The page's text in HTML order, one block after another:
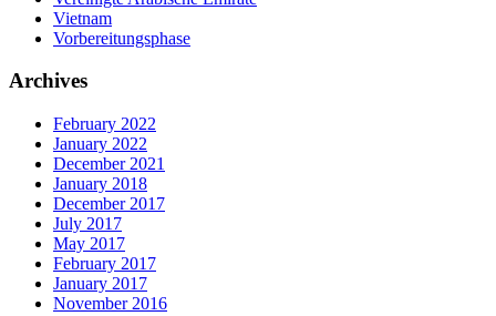
Vietnam
Vorbereitungsphase
Archives
February 2022
January 2022
December 2021
January 2018
December 2017
July 2017
May 2017
February 2017
January 2017
November 2016